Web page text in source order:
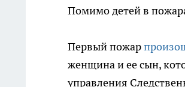
Помимо детей в
Первый пожар
женщина и ее сын,
управления